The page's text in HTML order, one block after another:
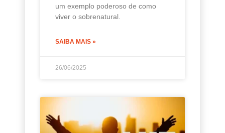
um exemplo poderoso de como
viver o sobrenatural.
SAIBA MAIS »
26/06/2025